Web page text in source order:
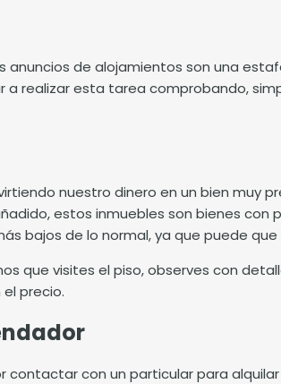
anuncios de alojamientos son una
a realizar esta tarea comprobando,
nuestro dinero en un bien muy
estos inmuebles son bienes
bajos de lo normal, ya que puede
que visites el piso, observes con
precio.
contactar con un particular para